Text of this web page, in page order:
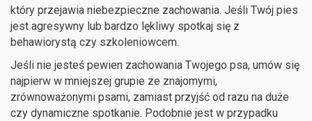
który przejawia niebezpieczne zachowania. Jeśli Twój pies
jest agresywny lub bardzo lękliwy spotkaj się z
behawiorystą czy szkoleniowcem.
Jeśli nie jesteś pewien zachowania Twojego psa, umów się
najpierw w mniejszej grupie ze znajomymi,
zrównoważonymi psami, zamiast przyjść od razu na duże
czy dynamiczne spotkanie. Podobnie jest w przypadku